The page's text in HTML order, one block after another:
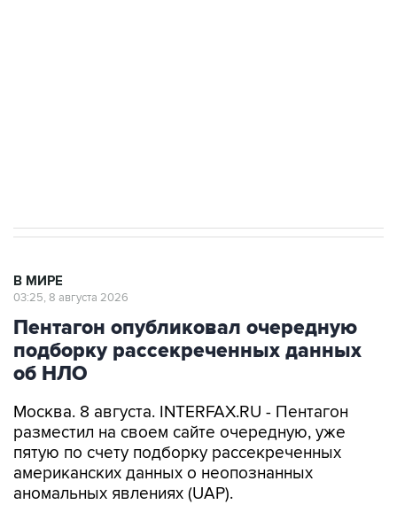
В МИРЕ
03:25, 8 августа 2026
Пентагон опубликовал очередную
подборку рассекреченных данных
об НЛО
Москва. 8 августа. INTERFAX.RU - Пентагон
разместил на своем сайте очередную, уже
пятую по счету подборку рассекреченных
американских данных о неопознанных
аномальных явлениях (UAP).